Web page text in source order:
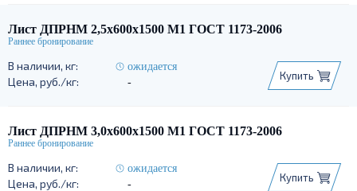
Лист ДПРНМ 2,5х600х1500 М1 ГОСТ 1173-2006
ожидается
-
Купить
Лист ДПРНМ 3,0х600х1500 М1 ГОСТ 1173-2006
ожидается
-
Купить